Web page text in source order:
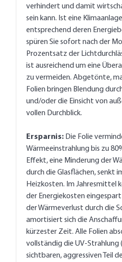
verhindert und damit
sein kann. Ist eine
entsprechend deren
spüren Sie sofort nach der
Prozentsatz der
ist ausreichend um eine
zu vermeiden. Abgetönte,
Folien bringen Blendung
und/oder die Einsicht von
vollen Durchblick.
Ersparnis: Die Folie
Wärmeeinstrahlung bis zu
Effekt, eine Minderung der
durch die Glasflächen, senkt
Heizkosten. Im Jahresmittel
der Energiekosten
der Wärmeverlust durch die
amortisiert sich die
kürzester Zeit. Alle Folien
vollständig die UV-Strahlung
sichtbaren, aggressiven Teil